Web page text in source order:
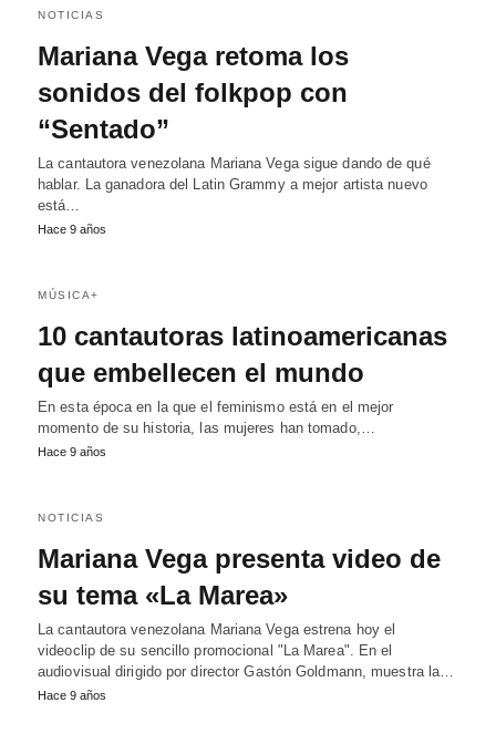
NOTICIAS
Mariana Vega retoma los
sonidos del folkpop con
“Sentado”
La cantautora venezolana Mariana Vega sigue dando de qué
hablar. La ganadora del Latin Grammy a mejor artista nuevo
está…
Hace 9 años
MÚSICA+
10 cantautoras latinoamericanas
que embellecen el mundo
En esta época en la que el feminismo está en el mejor
momento de su historia, las mujeres han tomado,…
Hace 9 años
NOTICIAS
Mariana Vega presenta video de
su tema «La Marea»
La cantautora venezolana Mariana Vega estrena hoy el
videoclip de su sencillo promocional "La Marea". En el
audiovisual dirigido por director Gastón Goldmann, muestra la…
Hace 9 años